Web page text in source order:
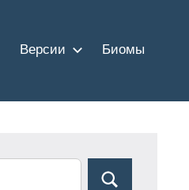
Версии Биомы